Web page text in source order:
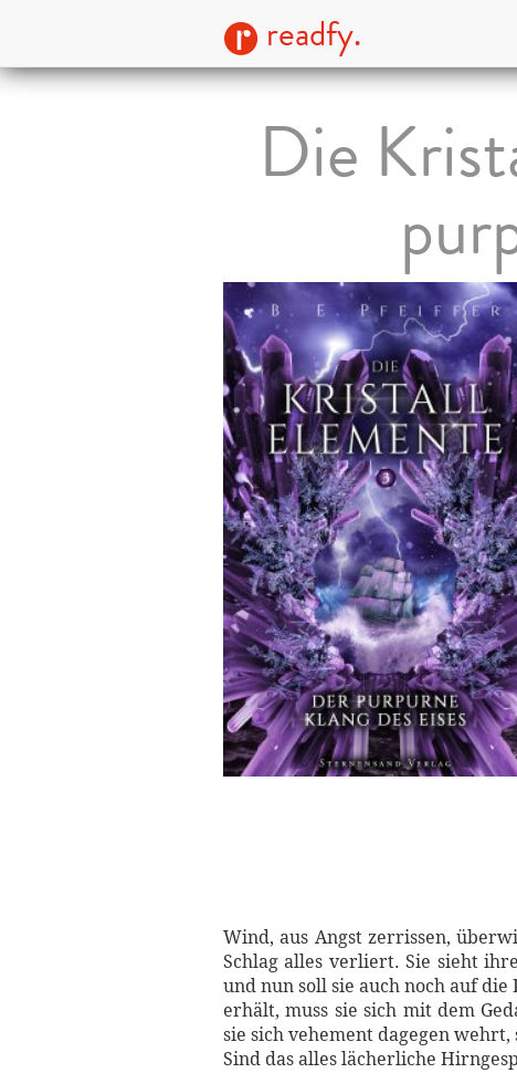
readfy.
Die
Wind, aus Angst zerrissen,
Schlag alles verliert. Sie sieht
und nun soll sie auch noch auf
erhält, muss sie sich mit dem
sie sich vehement dagegen
Sind das alles lächerliche